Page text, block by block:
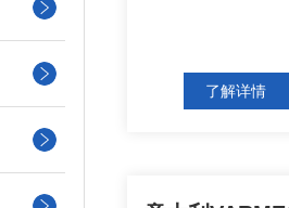
了解详情